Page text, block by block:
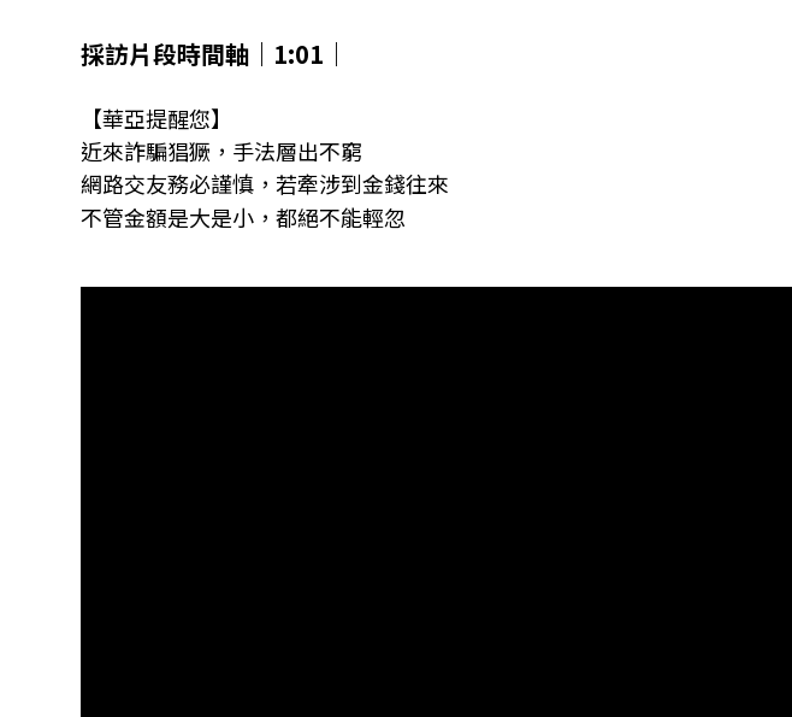
採訪片段時間軸｜1:01｜
【華亞提醒您】
近來詐騙猖獗，手法層出不窮
網路交友務必謹慎，若牽涉到金錢往來
不管金額是大是小，都絕不能輕忽